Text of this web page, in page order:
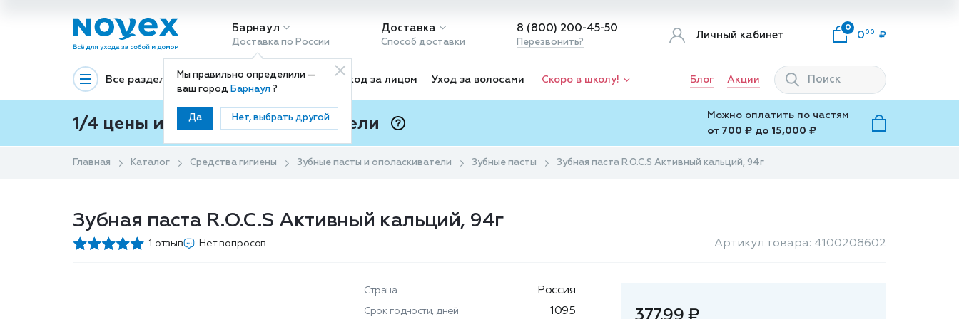
Барнаул
Доставка по России
Мы правильно определили —
ваш город Барнаул?
Да Нет, выбрать другой
Доставка
Способ доставки
8 (800) 200-45-50
Перезвонить?
Личный кабинет
0
0 00
Все разделы Декоративная косметика Уход за лицом Уход за волосами Скоро в школу! Блог Акции
1/4 цены и покупки ваши с Подели
Можно оплатить по частям
от 700 ₽ до 15,000 ₽
Главная Каталог Средства гигиены Зубные пасты и ополаскиватели Зубные пасты Зубная паста R.O.C.S Активный кальций, 94г
Зубная паста R.O.C.S Активный кальций, 94г
1 отзыв Нет вопросов Артикул товара: 4100208602
Страна Россия
Срок годности, дней 1095 377.99 ₽